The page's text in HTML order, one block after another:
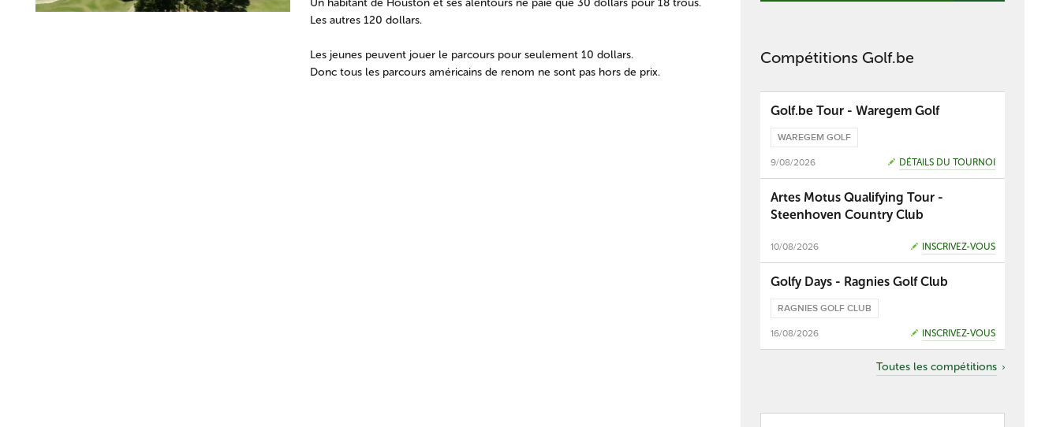
Les autres 120 dollars.
Les jeunes peuvent jouer le parcours pour seulement 10 dollars.
Donc tous les parcours américains de renom ne sont pas hors de prix.
Compétitions Golf.be
Golf.be Tour - Waregem Golf
WAREGEM GOLF
9/08/2026 DÉTAILS DU TOURNOI
Artes Motus Qualifying Tour -
Steenhoven Country Club
10/08/2026 INSCRIVEZ-VOUS
Golfy Days - Ragnies Golf Club
RAGNIES GOLF CLUB
16/08/2026 INSCRIVEZ-VOUS
Toutes les compétitions